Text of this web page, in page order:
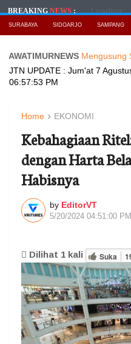
BREAKINGNEWS: Loading...
SURABAYA SIDOARJO SAMPANG
Mengusung
JTN UPDATE : Jum'at 7
06:57:55 PM
Home EKONOMI
Kebahagiaan
dengan Harta
Habisnya
by EditorVT
5/20/2024 04:51:00 PM
Dilihat 1 kali Suka